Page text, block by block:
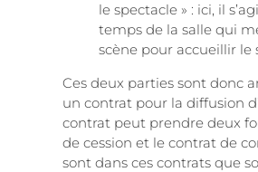
le spectacle » : ici, il
temps de la salle qui
scène pour accueillir le
Ces deux parties sont donc
un contrat pour la diffusion
contrat peut prendre deux
de cession et le contrat de
sont dans ces contrats que